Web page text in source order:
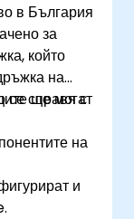
в България
за
който
на
се справя с
ще могат
на
и